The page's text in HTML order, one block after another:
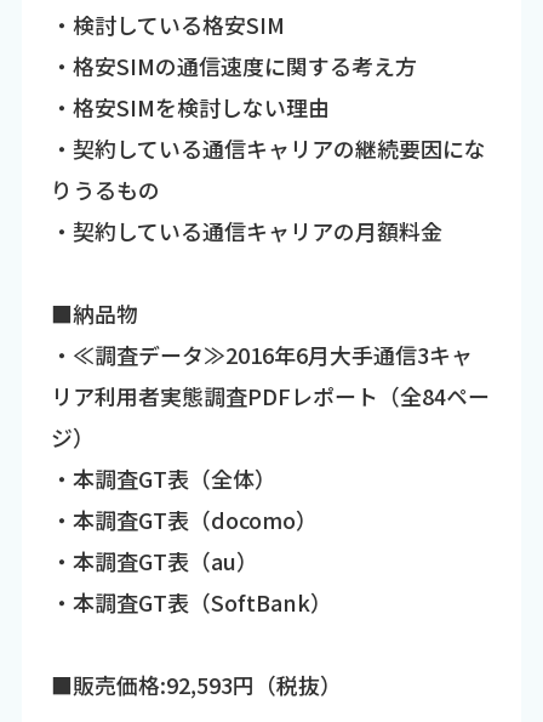
・検討している格安SIM
・格安SIMの通信速度に関する考え方
・格安SIMを検討しない理由
・契約している通信キャリアの継続要因にな
りうるもの
・契約している通信キャリアの月額料金
■納品物
・≪調査データ≫2016年6月大手通信3キャ
リア利用者実態調査PDFレポート（全84ペー
ジ）
・本調査GT表（全体）
・本調査GT表（docomo）
・本調査GT表（au）
・本調査GT表（SoftBank）
■販売価格:92,593円（税抜）